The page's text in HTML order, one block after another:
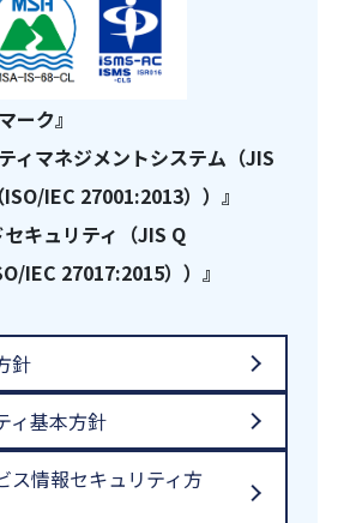
ーク』
ィマネジメントシステム（JIS
IEC 27001:2013））』
セキュリティ（JIS Q
IEC 27017:2015））』
針
ィ基本方針
ス情報セキュリティ方